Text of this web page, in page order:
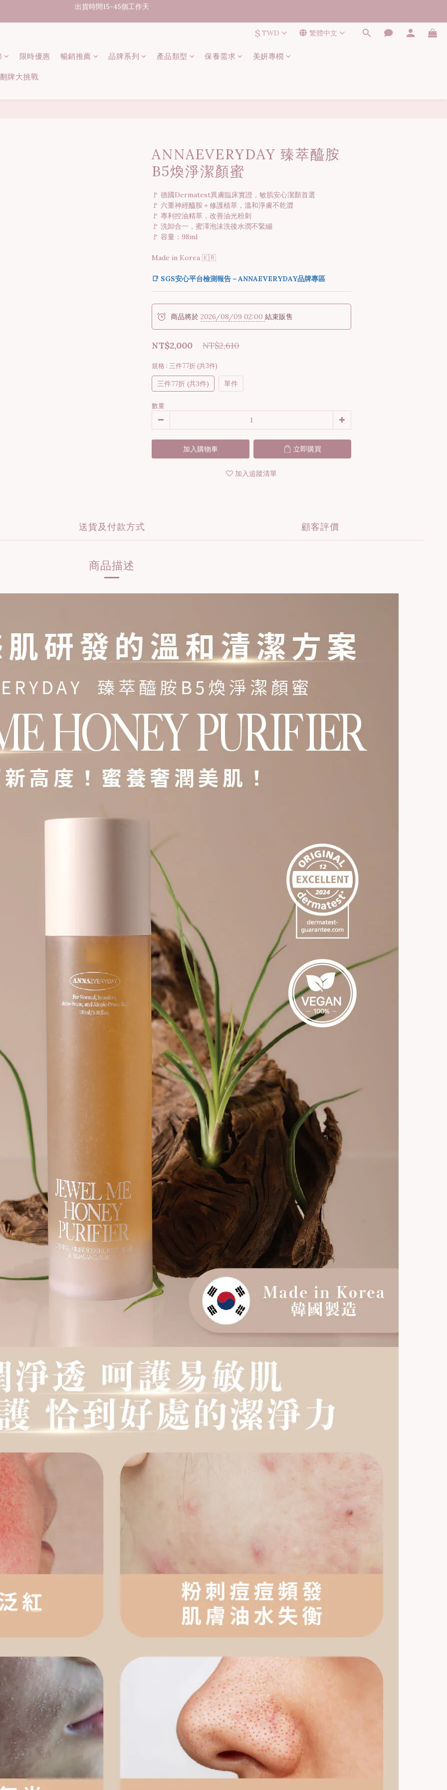
07/31-08/08 煥新盛夏 | 夏日美好節
消費滿3000元享台灣境內免運
$ TWD 繁體中文
限時優惠 暢銷推薦 品牌系列 產品類型 保養需求 美妍專橍
牌大挑戰
ANNAEVERYDAY 臻萃醯胺
B5煥淨潔顏蜜
🚩 德國Dermatest異膚臨床實證，敏肌安心潔顏首選
🚩 六重神經醯胺＋修護植萃，溫和淨膚不乾澀
🚩 專利控油精萃，改善油光粉刺
🚩 洗卸合一，蜜澤泡沫洗後水潤不緊繃
🚩 容量：98ml
Made in Korea 🇰🇷
📑 SGS安心平台檢測報告－ANNAEVERYDAY品牌專區
商品將於 2026/08/09 02:00 結束販售
NT$2,610
NT$2,000
規格 : 三件77折 (共3件)
三件77折 (共3件) 單件
數量
加入購物車 立即購買
加入追蹤清單
送貨及付款方式 顧客評價
商品描述